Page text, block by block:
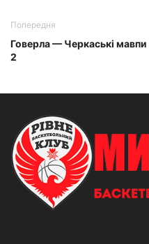
Попередня
Говерла — Черкаські мавпи
2